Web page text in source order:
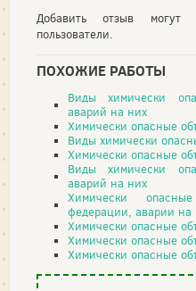
Добавить отзыв могут
пользователи.
ПОХОЖИЕ РАБОТЫ
Виды химически
аварий на них
Химически опасные
Виды химически
Химически опасные
Виды химически
аварий на них
Химически
федерации, аварии на
Химически опасные
Химически опасные
Химически опасные